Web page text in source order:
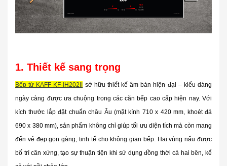
1. Thiết kế sang trọng
Bếp từ KAFF KF-IH202II
sở hữu thiết kế âm bàn hiện đại – kiểu dáng
ngày càng được ưa chuộng trong các căn bếp cao cấp hiện nay. Với
kích thước lắp đặt chuẩn châu Âu (mặt kính 710 x 420 mm, khoét đá
690 x 380 mm), sản phẩm không chỉ giúp tối ưu diện tích mà còn mang
đến vẻ đẹp gọn gàng, tinh tế cho không gian bếp. Hai vùng nấu được
bố trí cân xứng, tạo sự thuận tiện khi sử dụng đồng thời cả hai bên, kể